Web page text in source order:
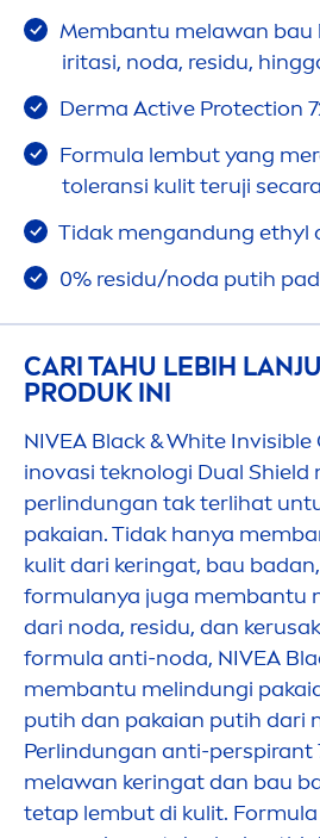
Membantu melawan bau
iritasi, noda, residu,
Derma Active Protection
Formula lembut yang
toleransi kulit teruji
Tidak mengandung ethyl
0% residu/noda putih
CARI TAHU LEBIH
PRODUK INI
NIVEA Black&White Invisible
inovasi teknologi Dual Shield
perlindungan tak terlihat
pakaian. Tidak hanya
kulit dari keringat, bau
formulanya juga membantu
dari noda, residu, dan
formula anti-noda, NIVEA
membantu melindungi
putih dan pakaian putih dari
Perlindungan anti-perspirant
melawan keringat dan bau
tetap lembut di kulit.